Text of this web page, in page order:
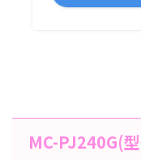
MC-PJ240G(